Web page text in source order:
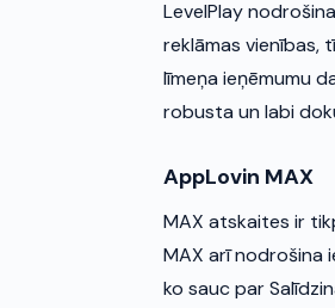
LevelPlay
reklāmas vienības,
līmeņa ieņēmumu
robusta un labi
AppLovin MAX
MAX atskaites ir
MAX arī nodrošina
ko sauc par